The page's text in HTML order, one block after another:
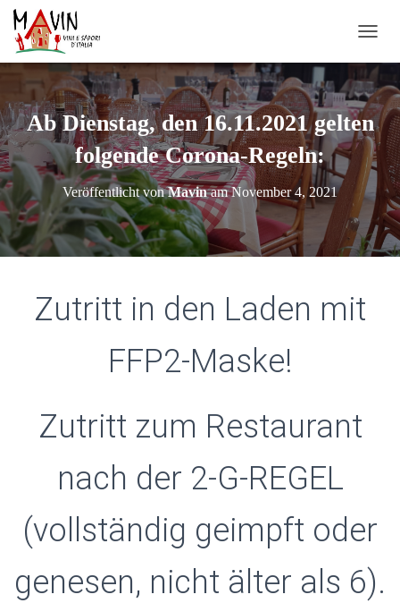
A
V
I
G
A
T
I
O
N
U
M
S
Ab Dienstag, den 16.11.2021 gelten
folgende Corona-Regeln:
Veröffentlicht vonMavinamNovember 4, 2021
Zutritt in den Laden mit
FFP2-Maske!
Zutritt zum Restaurant
nach der 2-G-REGEL
(vollständig geimpft oder
genesen, nicht älter als 6).